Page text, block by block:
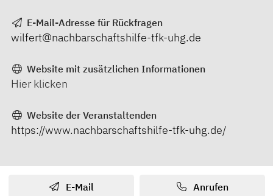
E-Mail-Adresse für Rückfragen
wilfert@nachbarschaftshilfe-tfk-uhg.de
Website mit zusätzlichen Informationen
Hier klicken
Website der Veranstaltenden
https://www.nachbarschaftshilfe-tfk-uhg.de/
E-Mail Anrufen